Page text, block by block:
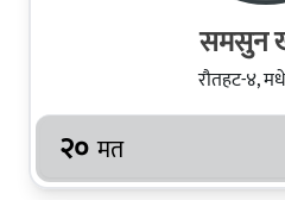
समसुन
रौतहट-४,
२० मत